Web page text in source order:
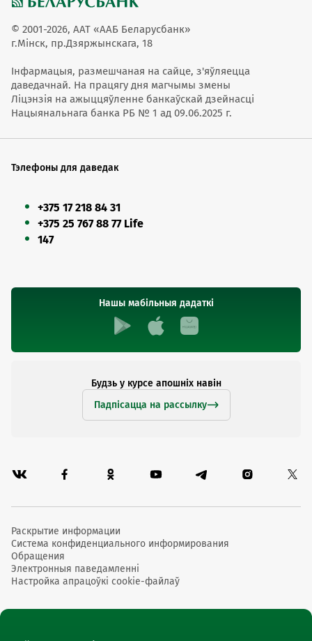
© 2001-2026, ААТ «ААБ Беларусбанк»
г.Мінск, пр.Дзяржынскага, 18
Інфармацыя, размешчаная на сайце, з'яўляецца
даведачнай. На працягу дня магчымы змены
Ліцэнзія на ажыццяўленне банкаўскай дзейнасці
Нацыянальнага банка РБ № 1 ад 09.06.2025 г.
Тэлефоны для даведак
+375 17 218 84 31
+375 25 767 88 77 Life
147
Нашы мабільныя дадаткі
Будзь у курсе апошніх навін
Падпісацца на рассылку
Раскрытие информации
Система конфиденциального информирования
Обращения
Электронныя паведамленні
Настройка апрацоўкі cookie-файлаў